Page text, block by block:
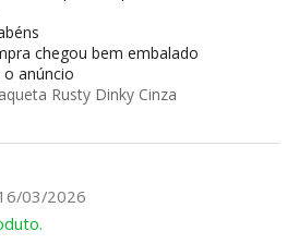
chegou bem embalado
anúncio
Rusty Dinky Cinza
03/2026